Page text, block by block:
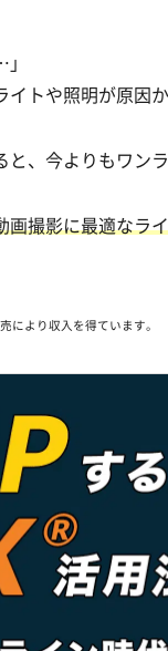
トや照明が原因か
、今よりもワン
撮影に最適なラ
により収入を得ています。